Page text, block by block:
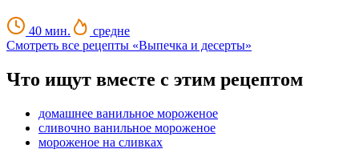
40 мин.
средне
Смотреть все рецепты «Выпечка и десерты»
Что ищут вместе с этим рецептом
домашнее ванильное мороженое
сливочно ванильное мороженое
мороженое на сливках